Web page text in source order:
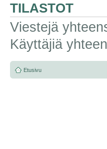
TILASTOT
Viestejä
Käyttäjiä
Etusivu